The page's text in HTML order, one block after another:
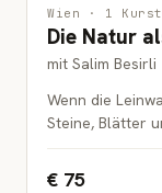
MALEREI
FAMILIEN
Wien · 1
Die Natur
mit Salim Besirli
Wenn die
Steine, Blätter
€ 75